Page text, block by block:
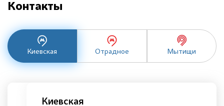
Контакты
Киевская Отрадное Мытищи
Киевская